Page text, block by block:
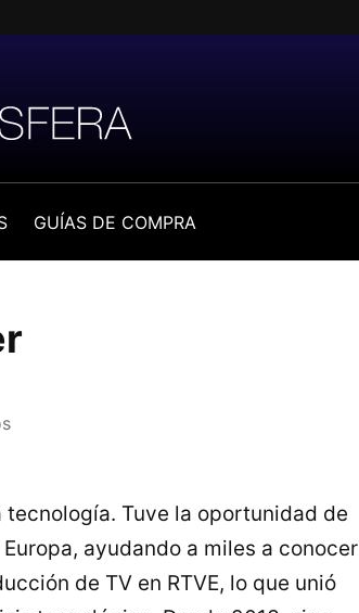
GUÍAS DE COMPRA
Tuve la oportunidad de
ayudando a miles a conocer
de TV en RTVE, lo que unió